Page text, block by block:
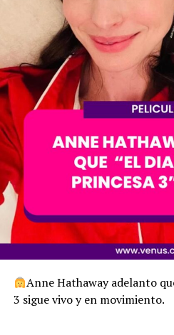
Anne Hathaway adelanto
3 sigue vivo y en movimiento.